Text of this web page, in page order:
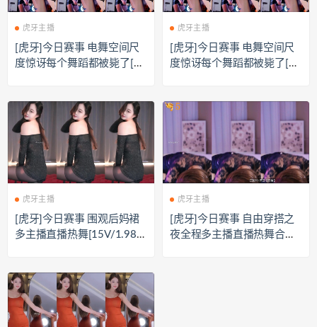
虎牙主播
[虎牙]今日赛事 电舞空间尺
度惊讶每个舞蹈都被毙了[8
虎牙主播
[虎牙]今日赛事 电舞空间尺
度惊讶每个舞蹈都被毙了[8
虎牙主播
[虎牙]今日赛事 围观后妈裙
多主播直播热舞[15V/1.98
虎牙主播
[虎牙]今日赛事 自由穿搭之
夜全程多主播直播热舞合集